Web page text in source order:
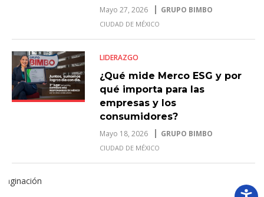
Mayo 27, 2026 GRUPO BIMBO
CIUDAD DE MÉXICO
LIDERAZGO
¿Qué mide Merco ESG y por
qué importa para las
empresas y los
consumidores?
Mayo 18, 2026 GRUPO BIMBO
CIUDAD DE MÉXICO
Paginación